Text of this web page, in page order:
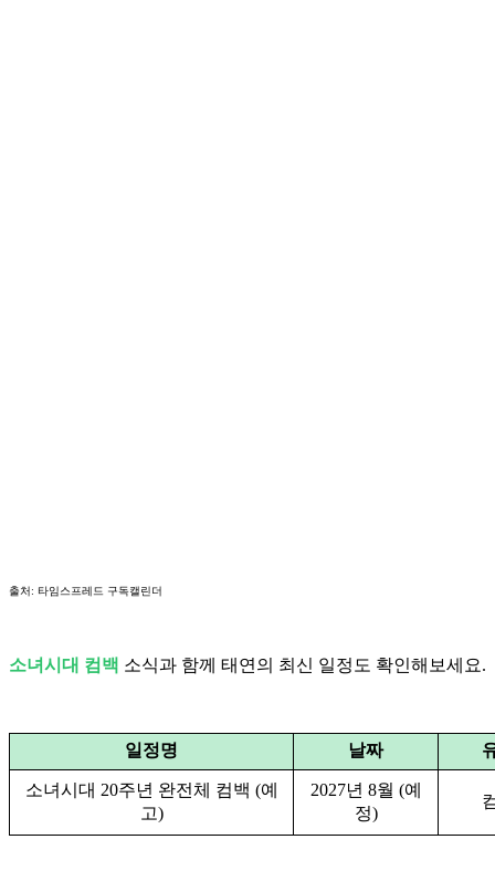
출처: 타임스프레드 구독캘린더
소녀시대 컴백 소식과 함께 태연의 최신 일정도 확인해보세요.
일정명 날짜
소녀시대 20주년 완전체 컴백 (예
고)
2027년 8월 (예
정)